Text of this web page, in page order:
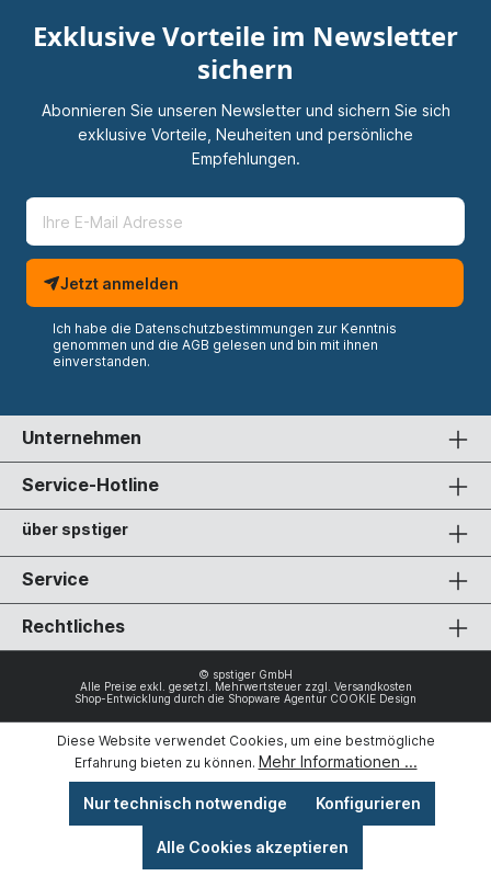
Exklusive Vorteile im Newsletter
sichern
Abonnieren Sie unseren Newsletter und sichern Sie sich
exklusive Vorteile, Neuheiten und persönliche
Empfehlungen.
Jetzt anmelden
Ich habe die Datenschutzbestimmungen zur Kenntnis
genommen und die AGB gelesen und bin mit ihnen
einverstanden.
Unternehmen
Service-Hotline
über spstiger
Service
Rechtliches
© spstiger GmbH
Alle Preise exkl. gesetzl. Mehrwertsteuer zzgl. Versandkosten
Shop-Entwicklung durch die Shopware Agentur COOKIE Design
Diese Website verwendet Cookies, um eine bestmögliche
Erfahrung bieten zu können. Mehr Informationen ...
Nur technisch notwendige Konfigurieren
Alle Cookies akzeptieren